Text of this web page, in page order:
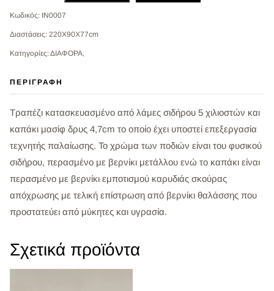
Κωδικός: IN0007
Διαστάσεις: 220X90X77cm
Κατηγορίες: ΔΙΑΦΟΡΑ,
ΠΕΡΙΓΡΑΦΉ
Τραπέζι κατασκευασμένο από λάμες σιδήρου 5 χιλιοστών και
καπάκι μασίφ δρυς 4,7cm το οποίο έχει υποστεί επεξεργασία
τεχνητής παλαίωσης. Το χρώμα των ποδιών είναι του φυσικού
σιδήρου, περασμένο με βερνίκι μετάλλου ενώ το καπάκι είναι
περασμένο με βερνίκι εμποτισμού καρυδιάς σκούρας
απόχρωσης με τελική επίστρωση από βερνίκι θαλάσσης που
προστατεύει από μύκητες και υγρασία.
Σχετικά προϊόντα